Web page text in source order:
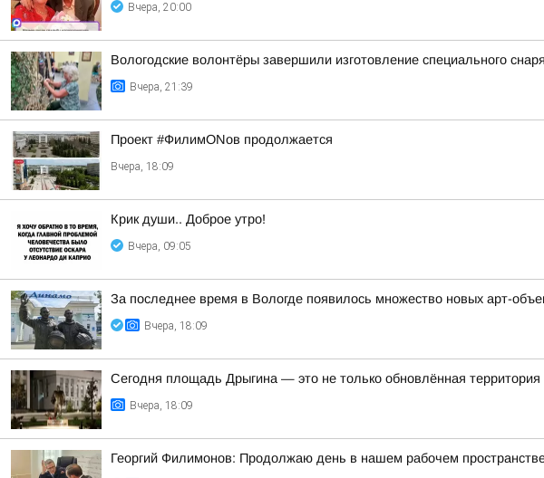
Вчера, 20:00
Вологодские волонтёры завершили изготовление специального
Вчера, 21:39
Проект #ФилимONов продолжается
Вчера, 18:09
Крик души.. Доброе утро!
Вчера, 09:05
За последнее время в Вологде появилось множество новых арт-
Вчера, 18:09
Сегодня площадь Дрыгина — это не только обновлённая
Вчера, 18:09
Георгий Филимонов: Продолжаю день в нашем рабочем